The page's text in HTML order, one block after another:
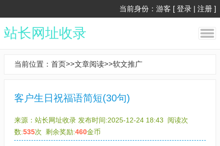
当前身份：游客 [ 登录 | 注册 ]
站长网址收录
当前位置： 首页>>文章阅读>>软文推广
客户生日祝福语简短(30句)
来源： 站长网址收录 发布时间:2025-12-24 18:43
阅读次
数:535次 剩余奖励:460金币